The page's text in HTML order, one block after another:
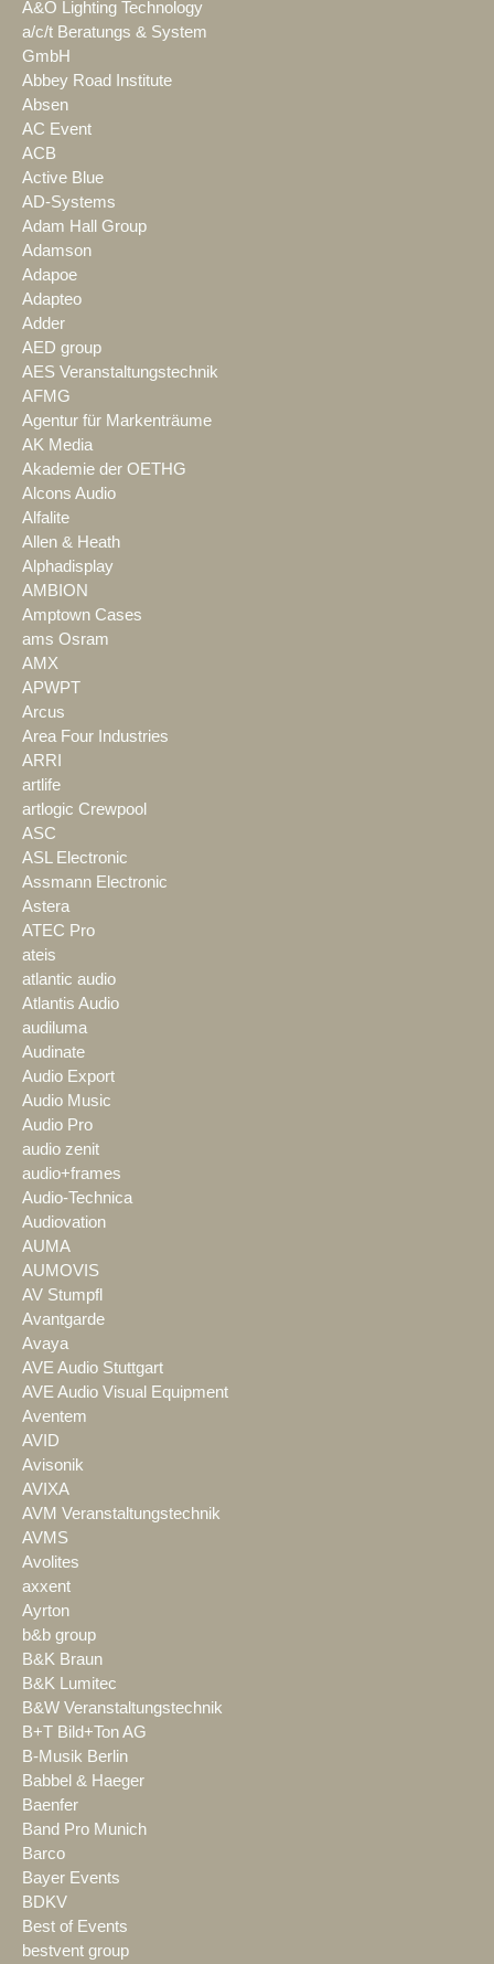
A&O Lighting Technology
a/c/t Beratungs & System
GmbH
Abbey Road Institute
Absen
AC Event
ACB
Active Blue
AD-Systems
Adam Hall Group
Adamson
Adapoe
Adapteo
Adder
AED group
AES Veranstaltungstechnik
AFMG
Agentur für Markenträume
AK Media
Akademie der OETHG
Alcons Audio
Alfalite
Allen & Heath
Alphadisplay
AMBION
Amptown Cases
ams Osram
AMX
APWPT
Arcus
Area Four Industries
ARRI
artlife
artlogic Crewpool
ASC
ASL Electronic
Assmann Electronic
Astera
ATEC Pro
ateis
atlantic audio
Atlantis Audio
audiluma
Audinate
Audio Export
Audio Music
Audio Pro
audio zenit
audio+frames
Audio-Technica
Audiovation
AUMA
AUMOVIS
AV Stumpfl
Avantgarde
Avaya
AVE Audio Stuttgart
AVE Audio Visual Equipment
Aventem
AVID
Avisonik
AVIXA
AVM Veranstaltungstechnik
AVMS
Avolites
axxent
Ayrton
b&b group
B&K Braun
B&K Lumitec
B&W Veranstaltungstechnik
B+T Bild+Ton AG
B-Musik Berlin
Babbel & Haeger
Baenfer
Band Pro Munich
Barco
Bayer Events
BDKV
Best of Events
bestvent group